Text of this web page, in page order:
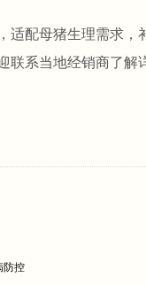
配母猪生理需求，
联系当地经销商了解
防控